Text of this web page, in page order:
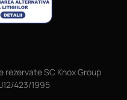
rezervate SC Knox Group
423/1995